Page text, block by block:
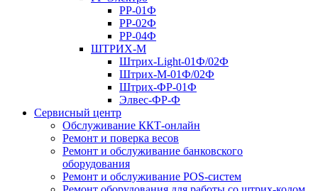
РР-01Ф
РР-02Ф
РР-04Ф
ШТРИХ-М
Штрих-Light-01Ф/02Ф
Штрих-М-01Ф/02Ф
Штрих-ФР-01Ф
Элвес-ФР-Ф
Сервисный центр
Обслуживание ККТ-онлайн
Ремонт и поверка весов
Ремонт и обслуживание банковского
оборудования
Ремонт и обслуживание POS-систем